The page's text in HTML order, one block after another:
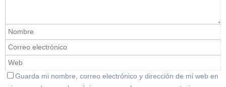
Guarda mi nombre, correo electrónico y dirección de mi web en